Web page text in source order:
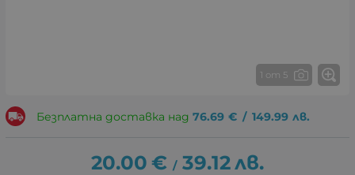
1 от 5
Безплатна доставка над 76.69 € / 149.99 лв.
20.00 € / 39.12лв.